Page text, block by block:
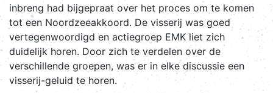
inbreng had bijgepraat over het proces om te komen
tot een Noordzeeakkoord. De visserij was goed
vertegenwoordigd en actiegroep EMK liet zich
duidelijk horen. Door zich te verdelen over de
verschillende groepen, was er in elke discussie een
visserij-geluid te horen.